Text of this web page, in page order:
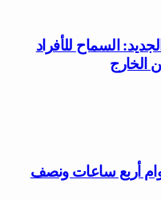
السماح للأفراد
الخارج
أربع ساعات ونصف